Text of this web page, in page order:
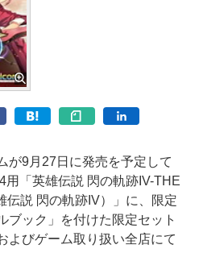
9月27日に発売を予定して
用「英雄伝説 閃の軌跡IV-THE
伝説 閃の軌跡IV）」に、限定
ブック」を付けた限定セット
よびゲーム取り扱い全店にて